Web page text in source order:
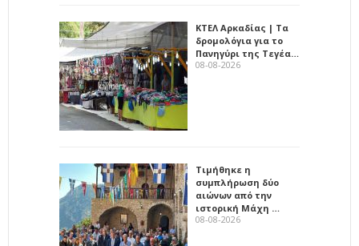
ΚΤΕΛ Αρκαδίας | Τα
δρομολόγια για το
Πανηγύρι της Τεγέα…
08-08-2026
Τιμήθηκε η
συμπλήρωση δύο
αιώνων από την
ιστορική Μάχη …
08-08-2026